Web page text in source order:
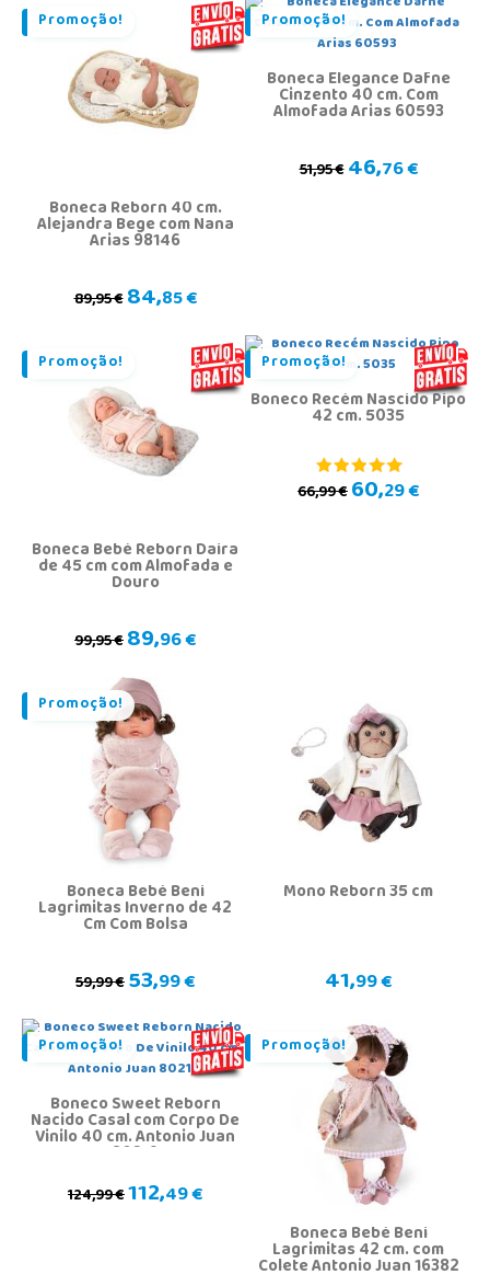
Promoção!
Boneca Reborn 40 cm.
Alejandra Bege com Nana
Arias 98146
89,95 €84,85 €
Promoção!
Boneca Elegance Dafne
Cinzento 40 cm. Com
Almofada Arias 60593
51,95 €46,76 €
Promoção!
Boneca Bebé Reborn Daira
de 45 cm com Almofada e
Douro
99,95 €89,96 €
Promoção!
Boneco Recém Nascido Pipo
42 cm. 5035
66,99 €60,29 €
Promoção!
Boneca Bebé Beni
Lagrimitas Inverno de 42
Cm Com Bolsa
59,99 €53,99 €
Mono Reborn 35 cm
41,99 €
Promoção!
Boneco Sweet Reborn
Nacido Casal com Corpo De
Vinilo 40 cm. Antonio Juan
80219
124,99 €112,49 €
Promoção!
Boneca Bebé Beni
Lagrimitas 42 cm. com
Colete Antonio Juan 16382